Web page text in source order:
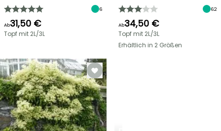
6
Ab31,50 €
Topf mit 2L/3L
62
Ab34,50 €
Topf mit 2L/3L
Erhältlich in 2 Größen